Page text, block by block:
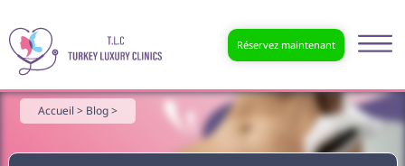
Réservez maintenant
Accueil > Blog >